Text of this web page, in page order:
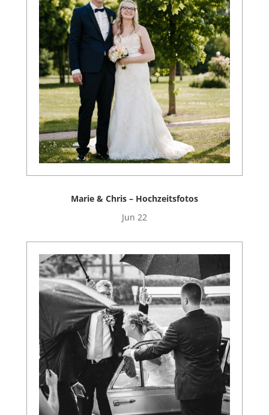
Marie & Chris – Hochzeitsfotos
Jun 22